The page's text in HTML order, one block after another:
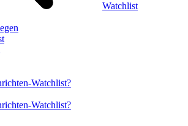
Watchlist
Watchlist?
Watchlist?